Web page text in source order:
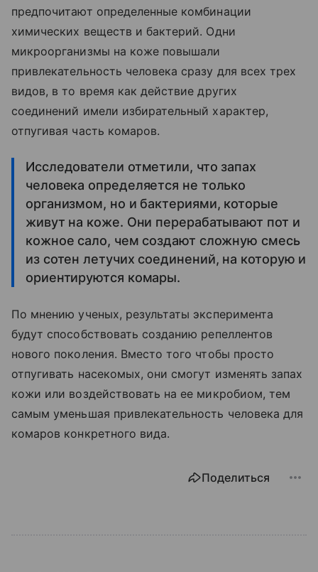
предпочитают определенные комбинации
химических веществ и бактерий. Одни
микроорганизмы на коже повышали
привлекательность человека сразу для всех трех
видов, в то время как действие других
соединений имели избирательный характер,
отпугивая часть комаров.
Исследователи отметили, что запах
человека определяется не только
организмом, но и бактериями, которые
живут на коже. Они перерабатывают пот и
кожное сало, чем создают сложную смесь
из сотен летучих соединений, на которую и
ориентируются комары.
По мнению ученых, результаты эксперимента
будут способствовать созданию репеллентов
нового поколения. Вместо того чтобы просто
отпугивать насекомых, они смогут изменять запах
кожи или воздействовать на ее микробиом, тем
самым уменьшая привлекательность человека для
комаров конкретного вида.
Поделиться